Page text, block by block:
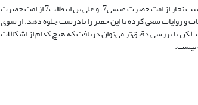
در روایت نبوی «الصدیقون ثلاثة»، عنوان صدیق به سه نفر اختصاص داده شده است: حزقیل از امت حضرت موسی7، حبیب نجار از امت حضرت عیسی7، و علی بن ابیطالب7 از امت حضرت
و روایات سعی کرده تا این حصر را نادرست جلوه دهد. از سوی
با بررسی دقیق‌تر می‌توان دریافت که هیچ کدام از اشکالات
نیست.